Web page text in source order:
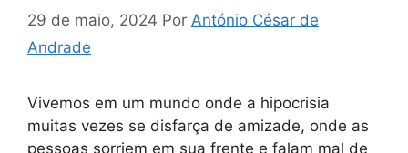
29 de maio, 2024 Por António César de
Andrade
Vivemos em um mundo onde a hipocrisia
muitas vezes se disfarça de amizade, onde as
pessoas sorriem em sua frente e falam mal de